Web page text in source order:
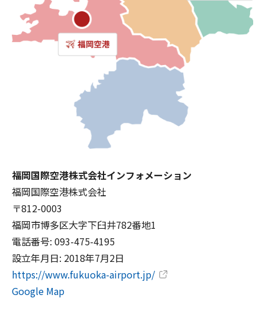
福岡国際空港株式会社インフォメーション
福岡国際空港株式会社
〒812-0003
福岡市博多区大字下臼井782番地1
電話番号: 093-475-4195
設立年月日: 2018年7月2日
https://www.fukuoka-airport.jp/
Google Map